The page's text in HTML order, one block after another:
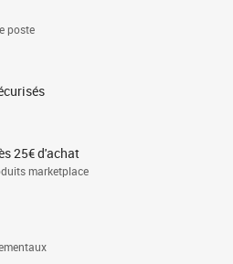
poste
25€ d'achat
marketplace